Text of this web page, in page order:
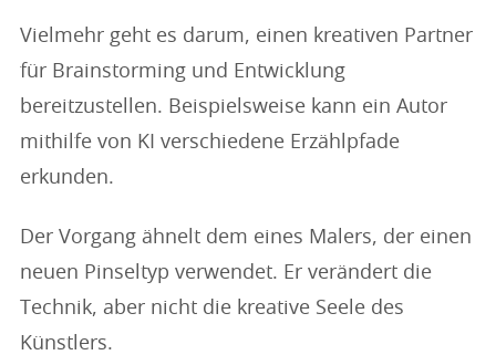
Vielmehr geht es darum, einen kreativen Partner
für Brainstorming und Entwicklung
bereitzustellen. Beispielsweise kann ein Autor
mithilfe von KI verschiedene Erzählpfade
erkunden.
Der Vorgang ähnelt dem eines Malers, der einen
neuen Pinseltyp verwendet. Er verändert die
Technik, aber nicht die kreative Seele des
Künstlers.